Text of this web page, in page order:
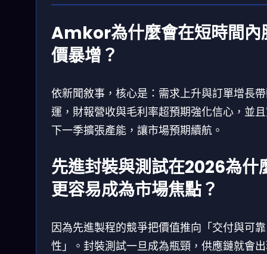
Amkor為什麼會在短時間內
價暴增？
依新聞敘事，核心是：需求上升與訂單增長
運，財報營收與毛利率超預期強化信心，並
下一季擴張產能，讓市場預期續航。
先進封裝與測試在2026為什
更容易成為市場焦點？
因為先進製程的競爭把價值推向「交付與可靠
性」。封裝測試一旦成為瓶頸，供應鏈就會